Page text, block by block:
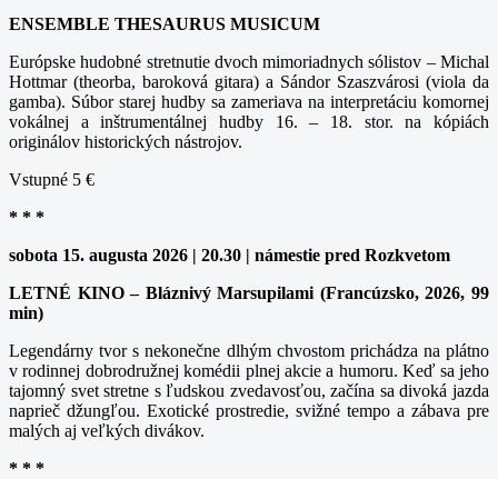
ENSEMBLE THESAURUS MUSICUM
Európske hudobné stretnutie dvoch mimoriadnych sólistov – Michal
Hottmar (theorba, baroková gitara) a Sándor Szaszvárosi (viola da
gamba). Súbor starej hudby sa zameriava na interpretáciu komornej
vokálnej a inštrumentálnej hudby 16. – 18. stor. na kópiách
originálov historických nástrojov.
Vstupné 5 €
* * *
sobota 15. augusta 2026 | 20.30 | námestie pred Rozkvetom
LETNÉ KINO – Bláznivý Marsupilami (Francúzsko, 2026, 99
min)
Legendárny tvor s nekonečne dlhým chvostom prichádza na plátno
v rodinnej dobrodružnej komédii plnej akcie a humoru. Keď sa jeho
tajomný svet stretne s ľudskou zvedavosťou, začína sa divoká jazda
naprieč džungľou. Exotické prostredie, svižné tempo a zábava pre
malých aj veľkých divákov.
* * *